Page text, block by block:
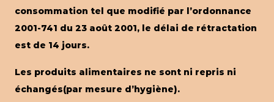
consommation tel que modifié par l’ordonnance
2001-741 du 23 août 2001, le délai de rétractation
est de 14 jours.
Les produits alimentaires ne sont ni repris ni
échangés(par mesure d’hygiène).